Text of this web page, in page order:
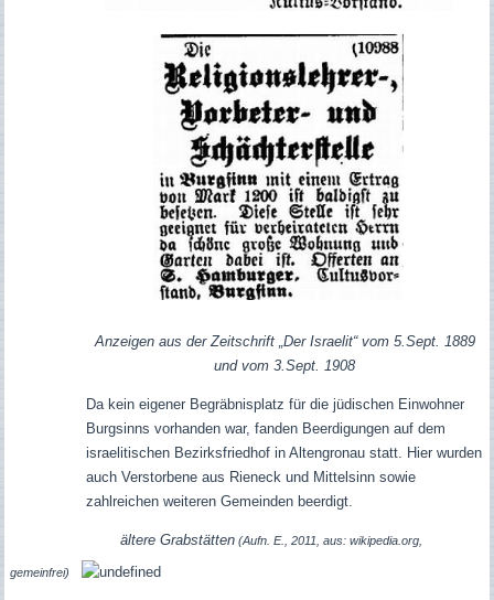
Anzeigen aus der Zeitschrift „Der Israelit“ vom 5.Sept. 1889
und vom 3.Sept. 1908
Da kein eigener Begräbnisplatz für die jüdischen Einwohner
Burgsinns vorhanden war, fanden Beerdigungen auf dem
israelitischen Bezirksfriedhof in Altengronau statt. Hier wurden
auch Verstorbene aus Rieneck und Mittelsinn sowie
zahlreichen weiteren Gemeinden beerdigt.
ältere Grabstätten (Aufn. E., 2011, aus: wikipedia.org,
gemeinfrei)